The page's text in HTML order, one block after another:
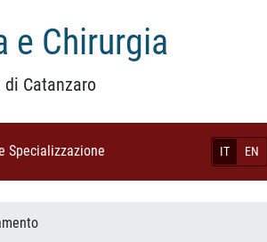
e Chirurgia
di Catanzaro
IT EN
Specializzazione